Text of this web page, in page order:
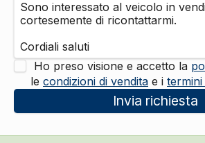
Ho preso visione e accetto la
le condizioni di vendita e i
Invia richiesta